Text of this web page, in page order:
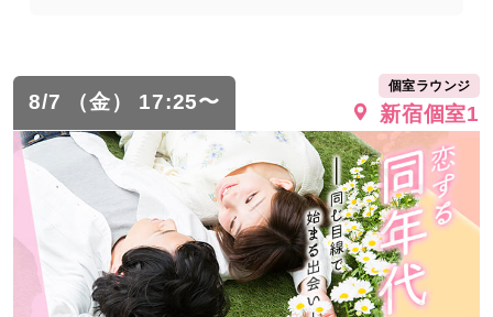
8/7 （金） 17:25〜
個室ラウンジ
新宿個室1